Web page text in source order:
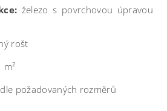
železo s povrchovou úpravou
rošt
m²
požadovaných rozměrů